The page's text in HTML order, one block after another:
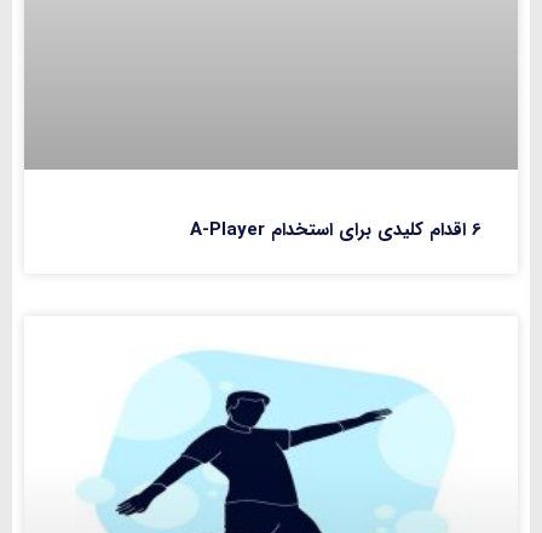
6 اقدام کلیدی برای استخدام A-Player